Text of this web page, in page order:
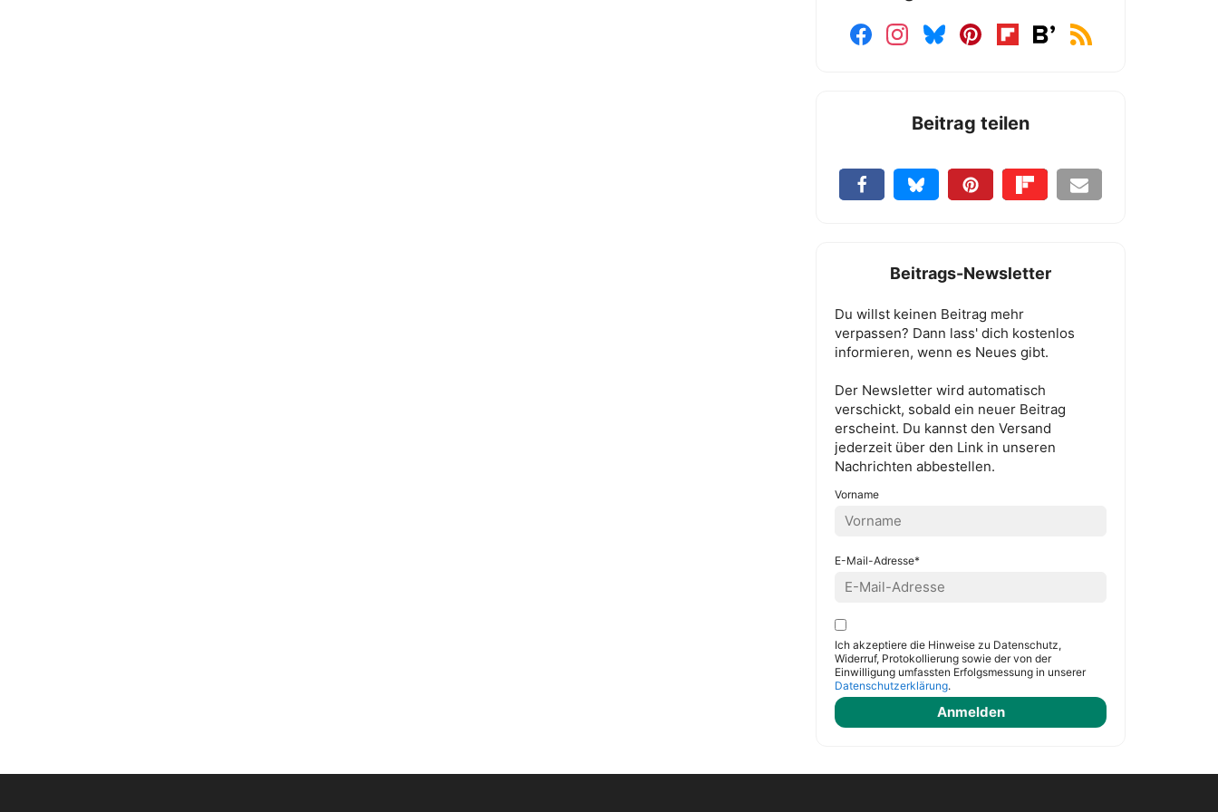
Beitrag teilen
Beitrags-Newsletter
Du willst keinen Beitrag mehr
verpassen? Dann lass' dich kostenlos
informieren, wenn es Neues gibt.
Der Newsletter wird automatisch
verschickt, sobald ein neuer Beitrag
erscheint. Du kannst den Versand
jederzeit über den Link in unseren
Nachrichten abbestellen.
Vorname
E-Mail-Adresse*
Ich akzeptiere die Hinweise zu Datenschutz,
Widerruf, Protokollierung sowie der von der
Einwilligung umfassten Erfolgsmessung in unserer
Datenschutzerklärung.